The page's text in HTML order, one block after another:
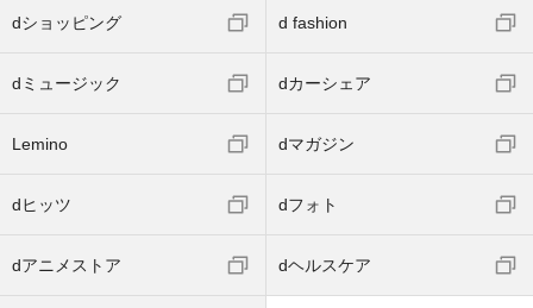
dショッピング d fashion
dミュージック dカーシェア
Lemino dマガジン
dヒッツ dフォト
dアニメストア dヘルスケア